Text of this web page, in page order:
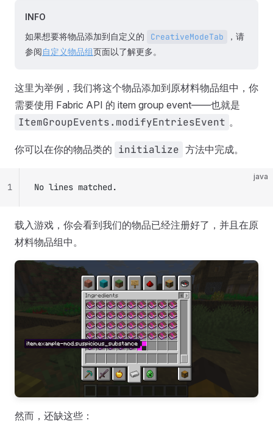
INFO
如果想要将物品添加到自定义的
CreativeModeTab
，请
参阅自定义物品组页面以了解更多。
这里为举例，我们将这个物品添加到原材料物品组中，你
需要使用 Fabric API 的 item group event——也就是
ItemGroupEvents.modifyEntriesEvent 。
你可以在你的物品类的 initialize 方法中完成。
java
No lines matched.
1
载入游戏，你会看到我们的物品已经注册好了，并且在原
材料物品组中。
然而，还缺这些：